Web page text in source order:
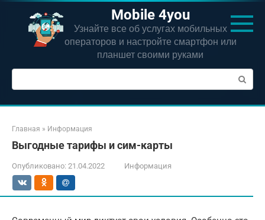
Перейти
контенту
Mobile 4you
Узнайте все об услугах мобильных
операторов и настройте смартфон или
планшет своими руками
Поиск:
Главная » Информация
Выгодные тарифы и сим-карты
Опубликовано: 21.04.2022 Информация